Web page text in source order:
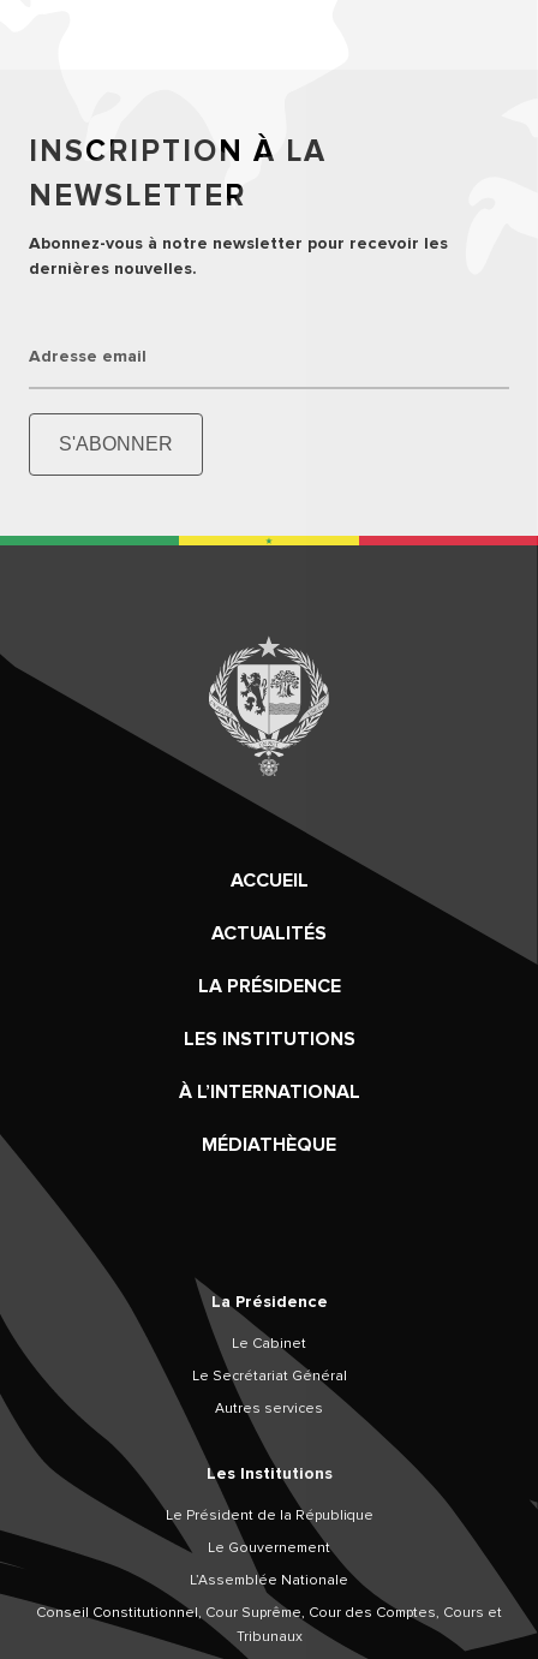
INSCRIPTION À LA
NEWSLETTER
Abonnez-vous à notre newsletter pour recevoir les
dernières nouvelles.
Adresse email
S'ABONNER
ACCUEIL
ACTUALITÉS
LA PRÉSIDENCE
LES INSTITUTIONS
À L’INTERNATIONAL
MÉDIATHÈQUE
La Présidence
Le Cabinet
Le Secrétariat Général
Autres services
Les Institutions
Le Président de la République
Le Gouvernement
L’Assemblée Nationale
Conseil Constitutionnel, Cour Suprême, Cour des Comptes, Cours et
Tribunaux